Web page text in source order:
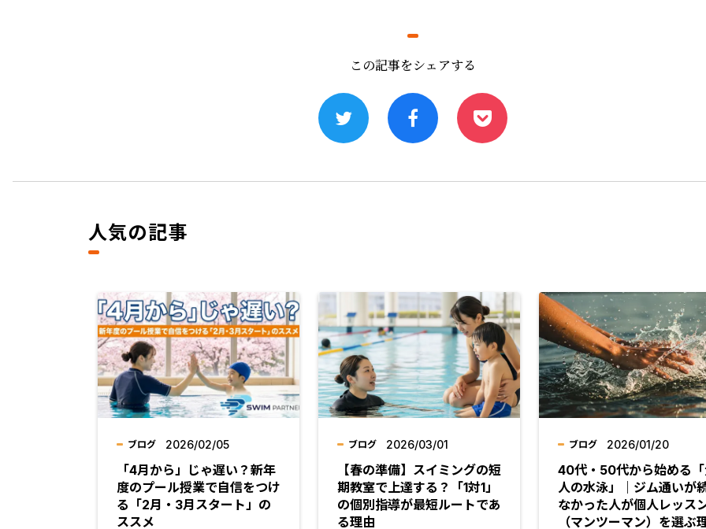
この記事をシェアする
人気の記事
ブログ 2026/02/05
「4月から」じゃ遅い？新年
度のプール授業で自信をつけ
る「2月・3月スタート」の
ススメ
ブログ 2026/03/01
【春の準備】スイミングの短
期教室で上達する？「1対1」
の個別指導が最短ルートであ
る理由
ブログ 2026/01/20
40代・50代から始める
人の水泳」｜ジム通いが
なかった人が個人レッス
（マンツーマン）を選ぶ